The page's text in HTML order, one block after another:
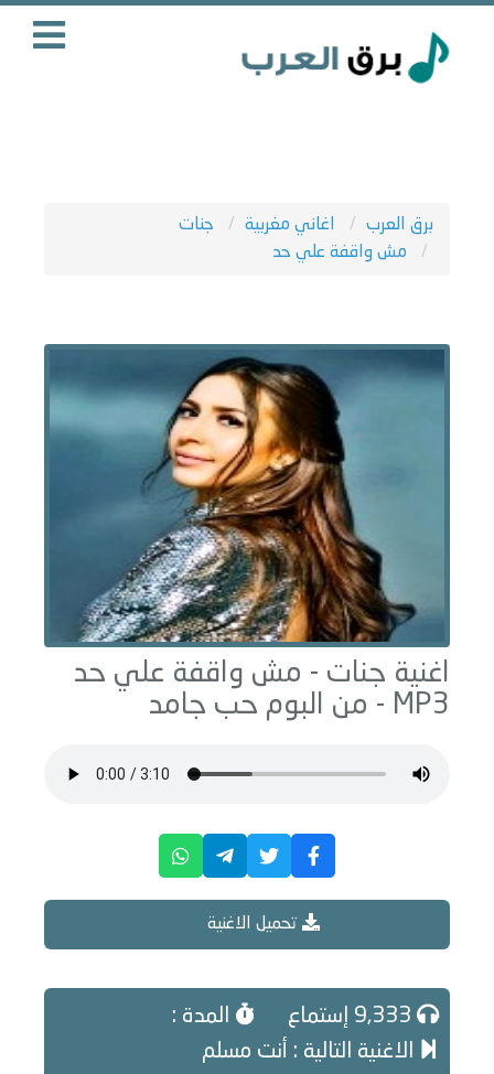
برق العرب اغاني مغربية
جنات
مش واقفة علي حد
اغنية جنات - مش واقفة علي حد
MP3 - من البوم
حب جامد
تحميل الاغنية
المدة :
الاغنية التالية : أنت مسلم